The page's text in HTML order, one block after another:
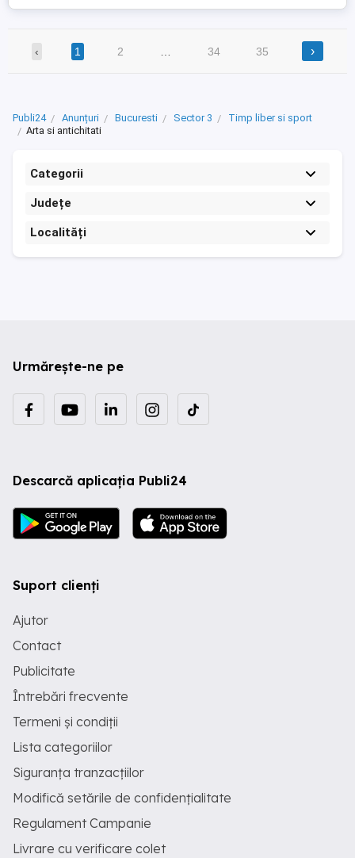
‹ 1 2 34 35 ›
Publi24 Anunțuri Bucuresti Sector 3
Timp liber si sport
Arta si antichitati
Categorii
Județe
Localități
Urmărește-ne pe
Descarcă aplicația Publi24
Suport clienți
Ajutor
Contact
Publicitate
Întrebări frecvente
Termeni și condiții
Lista categoriilor
Siguranța tranzacțiilor
Modifică setările de confidențialitate
Regulament Campanie
Livrare cu verificare colet